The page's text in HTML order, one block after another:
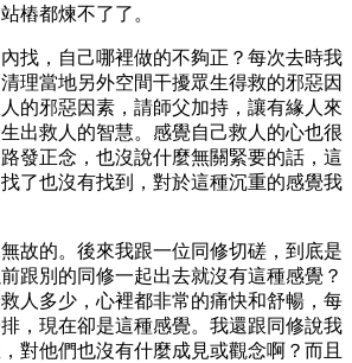
樁都煉不了了。
找，自己哪裡做的不夠正？每次去時我
理當地另外空間干擾眾生得救的邪惡因
的邪惡因素，請師父加持，讓有緣人來
出救人的智慧。感覺自己救人的心也很
發正念，也沒說什麼無關緊要的話，這
了也沒有找到，對於這種沉重的感覺我
故的。後來我跟一位同修切磋，到底是
跟別的同修一起出去就沒有這種感覺？
人多少，心裡都非常的痛快和舒暢，每
，現在卻是這種感覺。我還跟同修說我
對他們也沒有什麼成見或觀念啊？而且